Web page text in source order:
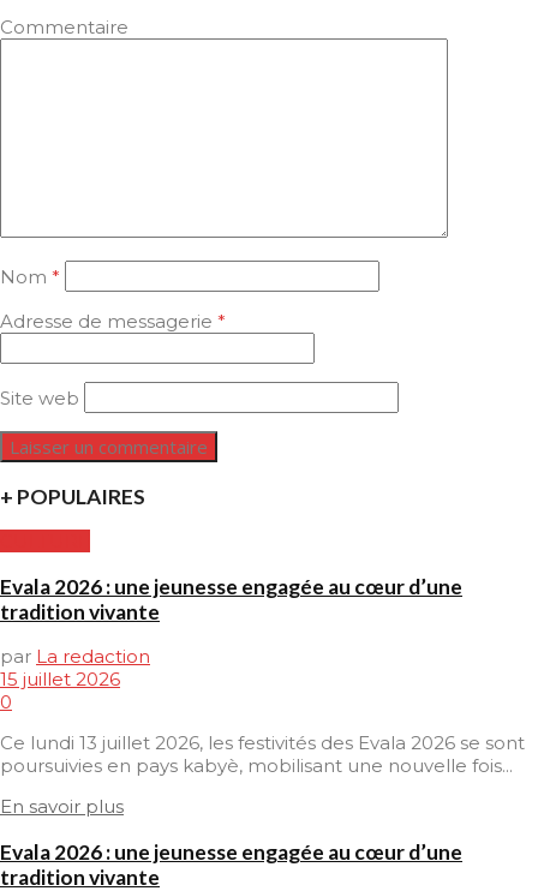
Commentaire
Nom *
Adresse de messagerie *
Site web
+ POPULAIRES
Evala 2026 : une jeunesse engagée au cœur d’une
tradition vivante
par La redaction
15 juillet 2026
0
Ce lundi 13 juillet 2026, les festivités des Evala 2026 se sont
poursuivies en pays kabyè, mobilisant une nouvelle fois...
En savoir plus
Evala 2026 : une jeunesse engagée au cœur d’une
tradition vivante